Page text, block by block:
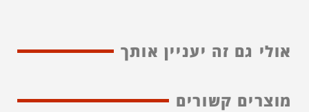
אולי גם זה יעניין אותך
מוצרים קשורים